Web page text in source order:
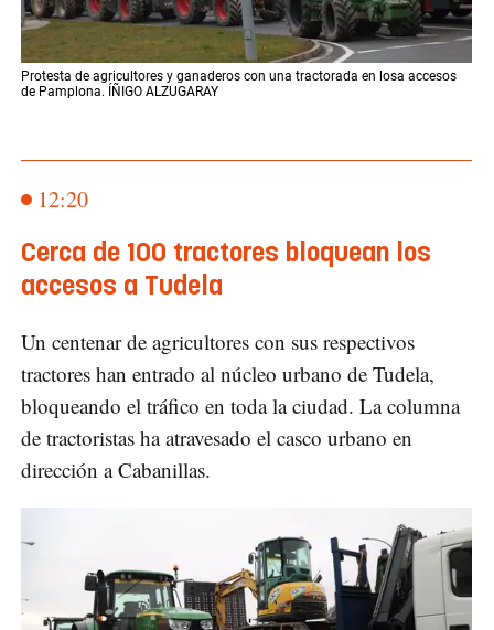
Protesta de agricultores y ganaderos con una tractorada en losa accesos
de Pamplona. ÍÑIGO ALZUGARAY
12:20
Cerca de 100 tractores bloquean los
accesos a Tudela
Un centenar de agricultores con sus respectivos
tractores han entrado al núcleo urbano de Tudela,
bloqueando el tráfico en toda la ciudad. La columna
de tractoristas ha atravesado el casco urbano en
dirección a Cabanillas.